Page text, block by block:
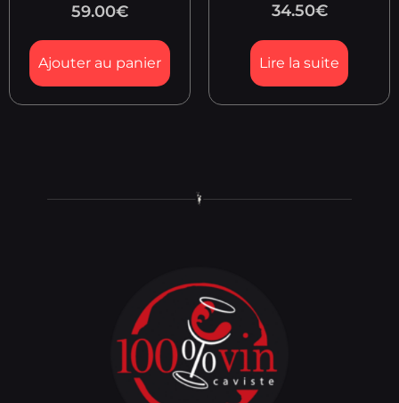
59.00€
Ajouter au panier
34.50€
Lire la suite